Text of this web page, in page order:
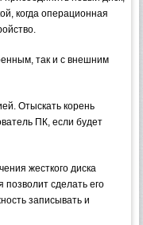
когда операционная
так и с внешним
Отыскать корень
ПК, если будет
жесткого диска
сделать его
записывать и